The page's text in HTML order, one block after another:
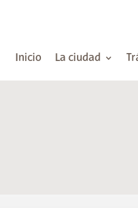
Inicio La ciudad